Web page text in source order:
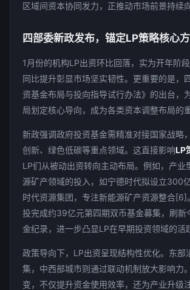
区域间资本协同发力，正推动市场前景持续
四部委新政发布，锚定LP策略核心
1月份的机构LP出资环比回落，实为开年阶
同比提升彰显市场坚实韧性。更重要的是，
资基金布局与投向指导试行办法》的出台，
局划定核心导向，成为各类资本调整布局的
新政强调政府投资基金需精准对接国家战略
创新、绿色低碳等重点领域。这直接影响LP
LP们从被动出资转向主动布局。例如，产业
源矿产领域的投入，如宁德时代拟设立300
时代资源集团，专注新能源矿产资源整合[6]
投完成约39亿元第四期双币基金募集，刷新
金纪录，进一步凸显LP在早期投资领域的活
政策导向下，LP出资呈现结构性优化。东部
集，中西部城市则通过联动机制放大影响力
变，不仅提升资金使用效率，还为产业升级